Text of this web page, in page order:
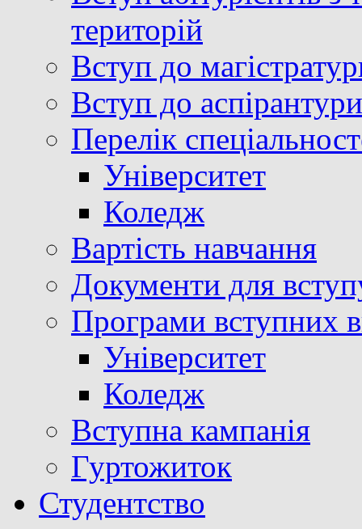
територій
Вступ до
Вступ до аспірантури
Перелік
Університет
Коледж
Вартість навчання
Документи для
Програми вступних
Університет
Коледж
Вступна кампанія
Гуртожиток
Студентство